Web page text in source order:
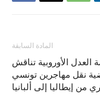
المادة السابقة
العدل الأوروبية تناقش
نقل مهاجرين تونسي
من إيطاليا إلى ألبانيا